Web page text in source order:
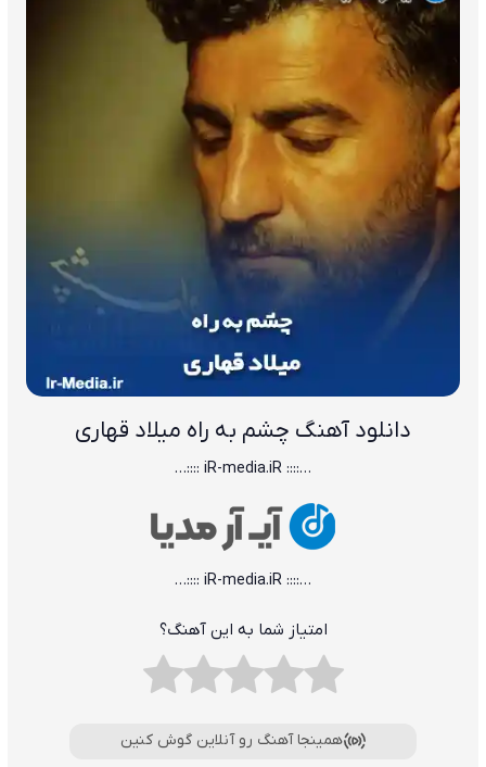
دانلود آهنگ چشم به راه میلاد قهاری
…:::: iR-media.iR ::::…
…:::: iR-media.iR ::::…
امتیاز شما به این آهنگ؟
همینجا آهنگ رو آنلاین گوش کنین